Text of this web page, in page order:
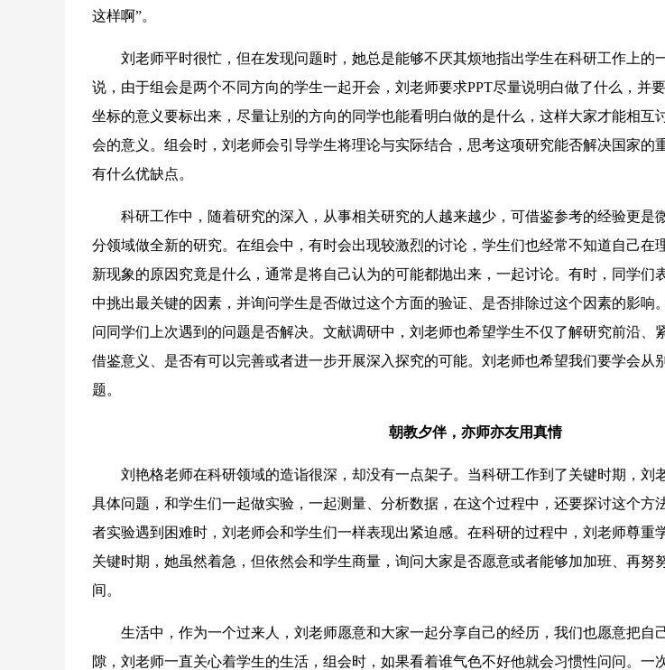
这样啊”。
刘老师平时很忙，但在发现问题时，她总是能够不厌其烦地指出学生在科研工作上的
说，由于组会是两个不同方向的学生一起开会，刘老师要求PPT尽量说明白做了什么，并
坐标的意义要标出来，尽量让别的方向的同学也能看明白做的是什么，这样大家才能相互
会的意义。组会时，刘老师会引导学生将理论与实际结合，思考这项研究能否解决国家的
有什么优缺点。
科研工作中，随着研究的深入，从事相关研究的人越来越少，可借鉴参考的经验更是
分领域做全新的研究。在组会中，有时会出现较激烈的讨论，学生们也经常不知道自己在
新现象的原因究竟是什么，通常是将自己认为的可能都抛出来，一起讨论。有时，同学们
中挑出最关键的因素，并询问学生是否做过这个方面的验证、是否排除过这个因素的影响
问同学们上次遇到的问题是否解决。文献调研中，刘老师也希望学生不仅了解研究前沿、
借鉴意义、是否有可以完善或者进一步开展深入探究的可能。刘老师也希望我们要学会从
题。
朝教夕伴，亦师亦友用真情
刘艳格老师在科研领域的造诣很深，却没有一点架子。当科研工作到了关键时期，刘
具体问题，和学生们一起做实验，一起测量、分析数据，在这个过程中，还要探讨这个方
者实验遇到困难时，刘老师会和学生们一样表现出紧迫感。在科研的过程中，刘老师尊重
关键时期，她虽然着急，但依然会和学生商量，询问大家是否愿意或者能够加加班、再努
间。
生活中，作为一个过来人，刘老师愿意和大家一起分享自己的经历，我们也愿意把自
隙，刘老师一直关心着学生的生活，组会时，如果看着谁气色不好他就会习惯性问问。一